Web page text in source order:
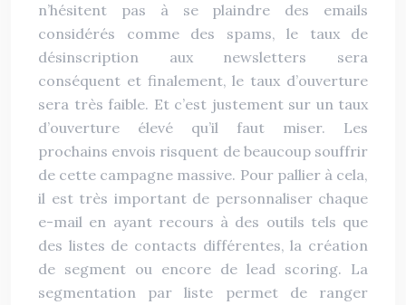
n’hésitent pas à se plaindre des emails
considérés comme des spams, le taux de
désinscription aux newsletters sera
conséquent et finalement, le taux d’ouverture
sera très faible. Et c’est justement sur un taux
d’ouverture élevé qu’il faut miser. Les
prochains envois risquent de beaucoup souffrir
de cette campagne massive. Pour pallier à cela,
il est très important de personnaliser chaque
e-mail en ayant recours à des outils tels que
des listes de contacts différentes, la création
de segment ou encore de lead scoring. La
segmentation par liste permet de ranger